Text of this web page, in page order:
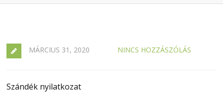
MÁRCIUS 31, 2020 NINCS HOZZÁSZÓLÁS
Szándék nyilatkozat